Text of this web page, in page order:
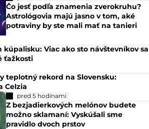
Čo jesť podľa znamenia zverokruhu?
Astrológovia majú jasno v tom, aké
potraviny by ste mali mať na tanieri
Viac ako sto návštevníkov sa
ťažkosti
teplotný rekord na Slovensku:
Celzia
pred 5 hodinami
Z bezjadierkových melónov budete
možno sklamaní: Vyskúšali sme
pravidlo dvoch prstov